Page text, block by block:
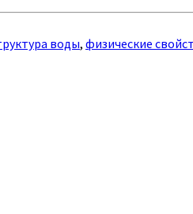
воды, физические